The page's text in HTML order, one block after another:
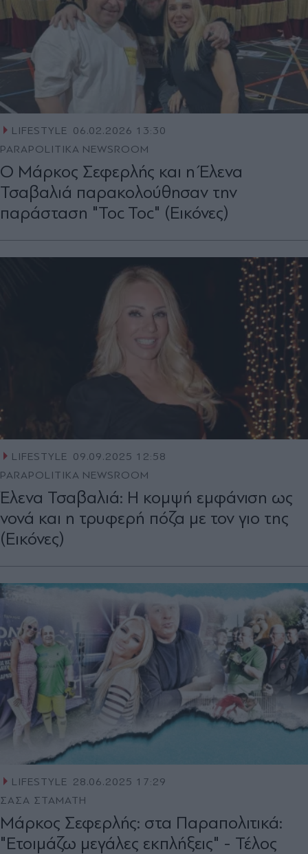
LIFESTYLE 06.02.2026 13:30
PARAPOLITIKA NEWSROOM
Ο Μάρκος Σεφερλής και η Έλενα
Τσαβαλιά παρακολούθησαν την
παράσταση "Toc Toc" (Εικόνες)
LIFESTYLE
09.09.2025 12:58
PARAPOLITIKA NEWSROOM
Έλενα Τσαβαλιά: Η κομψή εμφάνιση ως
νονά και η τρυφερή πόζα με τον γιο της
(Εικόνες)
LIFESTYLE 28.06.2025 17:29
ΣΑΣΑ ΣΤΑΜΑΤΗ
Μάρκος Σεφερλής: στα Παραπολιτικά:
"Ετοιμάζω μεγάλες εκπλήξεις" - Τέλος